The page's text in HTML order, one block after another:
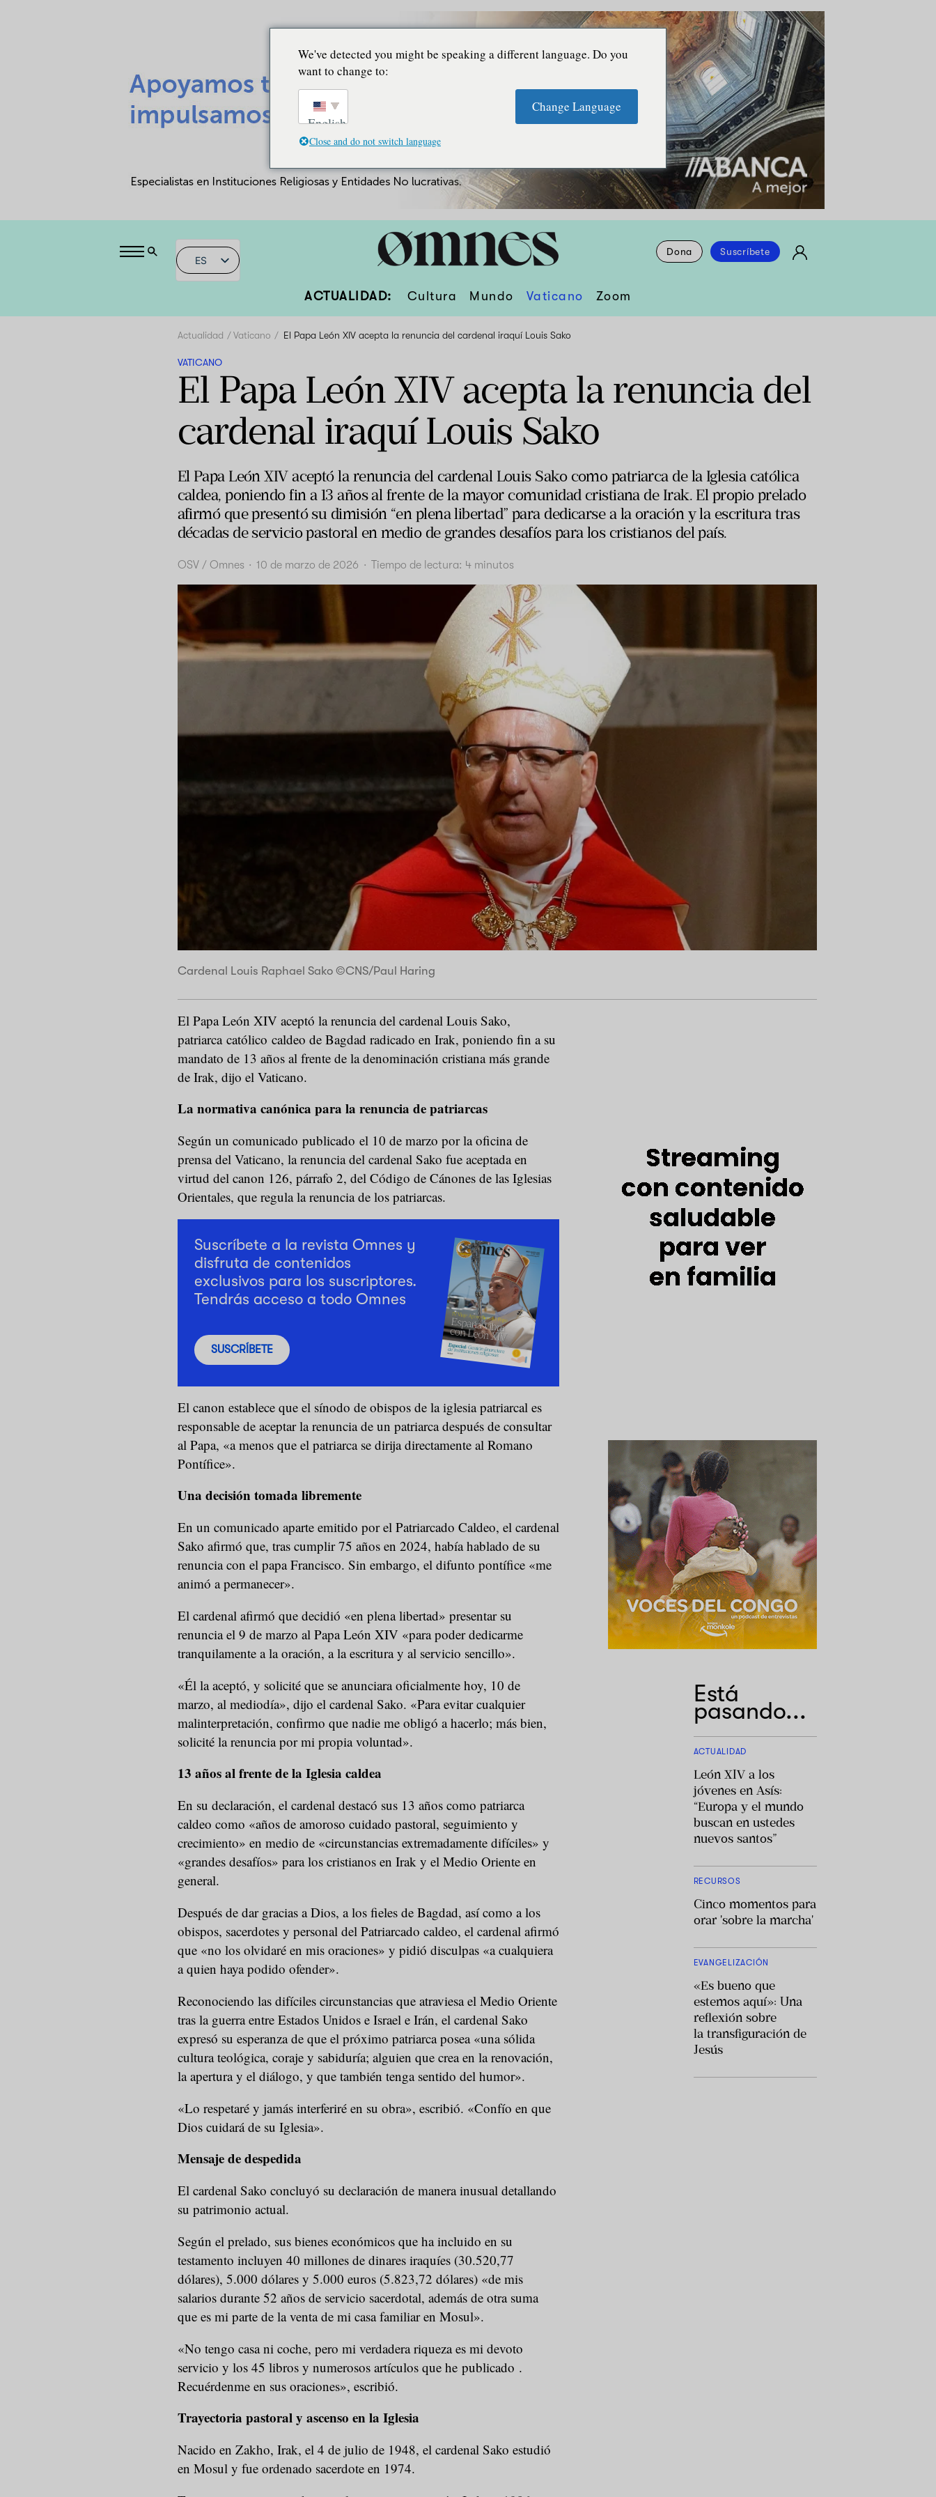
ES
Dona Suscríbete
ACTUALIDAD: Cultura Mundo Vaticano Zoom
Actualidad Vaticano El Papa León XIV acepta la renuncia del cardenal iraquí Louis Sako
VATICANO
El Papa León XIV acepta la renuncia del
cardenal iraquí Louis Sako
El Papa León XIV aceptó la renuncia del cardenal Louis Sako como patriarca de la Iglesia católica
caldea, poniendo fin a 13 años al frente de la mayor comunidad cristiana de Irak. El propio prelado
afirmó que presentó su dimisión “en plena libertad” para dedicarse a la oración y la escritura tras
décadas de servicio pastoral en medio de grandes desafíos para los cristianos del país.
OSV / Omnes · 10 de marzo de 2026 · Tiempo de lectura: 4 minutos
Cardenal Louis Raphael Sako ©CNS/Paul Haring
El Papa León XIV aceptó la renuncia del cardenal Louis Sako,
patriarca católico caldeo de Bagdad radicado en Irak, poniendo fin a su
mandato de 13 años al frente de la denominación cristiana más grande
de Irak, dijo el Vaticano.
La normativa canónica para la renuncia de patriarcas
Según un comunicado publicado el 10 de marzo por la oficina de
prensa del Vaticano, la renuncia del cardenal Sako fue aceptada en
virtud del canon 126, párrafo 2, del Código de Cánones de las Iglesias
Orientales, que regula la renuncia de los patriarcas.
Suscríbete a la revista Omnes y
disfruta de contenidos
exclusivos para los suscriptores.
Tendrás acceso a todo Omnes
SUSCRÍBETE
El canon establece que el sínodo de obispos de la iglesia patriarcal es
responsable de aceptar la renuncia de un patriarca después de consultar
al Papa, «a menos que el patriarca se dirija directamente al Romano
Pontífice».
Una decisión tomada libremente
En un comunicado aparte emitido por el Patriarcado Caldeo, el cardenal
Sako afirmó que, tras cumplir 75 años en 2024, había hablado de su
renuncia con el papa Francisco. Sin embargo, el difunto pontífice «me
animó a permanecer».
El cardenal afirmó que decidió «en plena libertad» presentar su
renuncia el 9 de marzo al Papa León XIV «para poder dedicarme
tranquilamente a la oración, a la escritura y al servicio sencillo».
«Él la aceptó, y solicité que se anunciara oficialmente hoy, 10 de
marzo, al mediodía», dijo el cardenal Sako. «Para evitar cualquier
malinterpretación, confirmo que nadie me obligó a hacerlo; más bien,
solicité la renuncia por mi propia voluntad».
13 años al frente de la Iglesia caldea
En su declaración, el cardenal destacó sus 13 años como patriarca
caldeo como «años de amoroso cuidado pastoral, seguimiento y
crecimiento» en medio de «circunstancias extremadamente difíciles» y
«grandes desafíos» para los cristianos en Irak y el Medio Oriente en
general.
Después de dar gracias a Dios, a los fieles de Bagdad, así como a los
obispos, sacerdotes y personal del Patriarcado caldeo, el cardenal afirmó
que «no los olvidaré en mis oraciones» y pidió disculpas «a cualquiera
a quien haya podido ofender».
Reconociendo las difíciles circunstancias que atraviesa el Medio Oriente
tras la guerra entre Estados Unidos e Israel e Irán, el cardenal Sako
expresó su esperanza de que el próximo patriarca posea «una sólida
cultura teológica, coraje y sabiduría; alguien que crea en la renovación,
la apertura y el diálogo, y que también tenga sentido del humor».
«Lo respetaré y jamás interferiré en su obra», escribió. «Confío en que
Dios cuidará de su Iglesia».
Mensaje de despedida
El cardenal Sako concluyó su declaración de manera inusual detallando
su patrimonio actual.
Según el prelado, sus bienes económicos que ha incluido en su
testamento incluyen 40 millones de dinares iraquíes (30.520,77
dólares), 5.000 dólares y 5.000 euros (5.823,72 dólares) «de mis
salarios durante 52 años de servicio sacerdotal, además de otra suma
que es mi parte de la venta de mi casa familiar en Mosul».
«No tengo casa ni coche, pero mi verdadera riqueza es mi devoto
servicio y los 45 libros y numerosos artículos que he publicado .
Recuérdenme en sus oraciones», escribió.
Trayectoria pastoral y ascenso en la Iglesia
Nacido en Zakho, Irak, el 4 de julio de 1948, el cardenal Sako estudió
en Mosul y fue ordenado sacerdote en 1974.
Está
pasando...
ACTUALIDAD
León XIV a los
jóvenes en Asís:
“Europa y el mundo
buscan en ustedes
nuevos santos”
RECURSOS
Cinco momentos para
orar 'sobre la marcha'
EVANGELIZACIÓN
«Es bueno que
estemos aquí»: Una
reflexión sobre
la transfiguración de
Jesús
We've detected you might be speaking a different language. Do you
want to change to:
English
Change Language
Close and do not switch language